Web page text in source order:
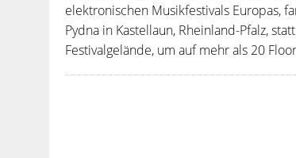
elektronischen Musikfestivals Europas,
Pydna in Kastellaun, Rheinland-Pfalz,
Festivalgelände, um auf mehr als 20